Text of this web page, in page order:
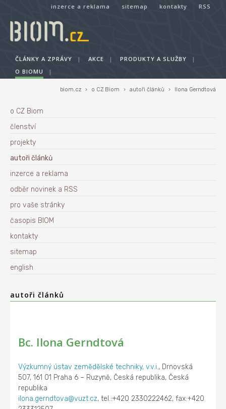
inzerce a reklama sitemap kontakty RSS
ČLÁNKY A ZPRÁVY | AKCE | PRODUKTY A SLUŽBY
|
O BIOMU
|
biom.cz › o CZ Biom › autoři článků › Ilona Gerndtová
o CZ Biom
členství
projekty
autoři článků
inzerce a reklama
odběr novinek a RSS
pro vaše stránky
časopis BIOM
kontakty
sitemap
english
autoři článků
Bc. Ilona Gerndtová
Výzkumný ústav zemědělské techniky, v.v.i., Drnovská
507, 161 01 Praha 6 – Ruzyně, Česká republika, Česká
republika
ilona.gerndtova@vuzt.cz, tel.:+420 2330222462, fax:+420